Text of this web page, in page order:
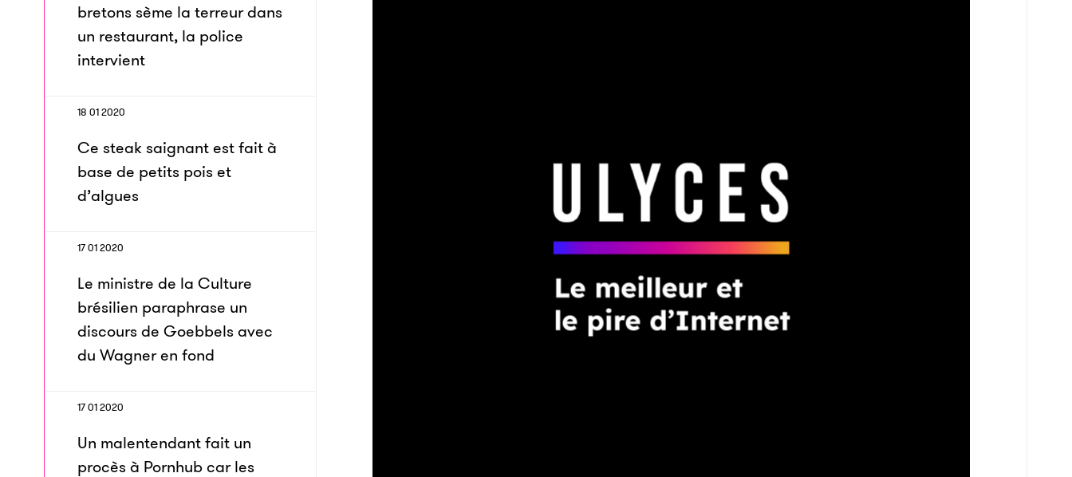
bretons sème la terreur dans
un restaurant, la police
intervient
18 01 2020
Ce steak saignant est fait à
base de petits pois et
d’algues
17 01 2020
Le ministre de la Culture
brésilien paraphrase un
discours de Goebbels avec
du Wagner en fond
17 01 2020
Un malentendant fait un
procès à Pornhub car les